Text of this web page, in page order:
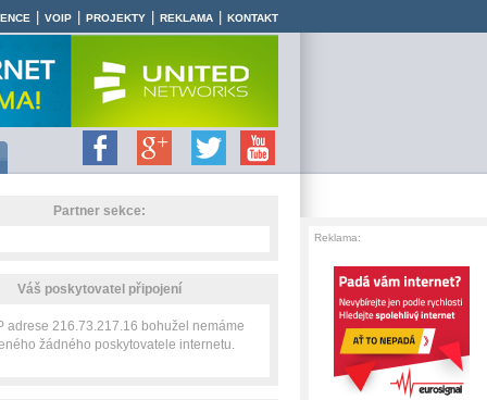
VOIP PROJEKTY REKLAMA KONTAKT
Partner sekce:
Váš poskytovatel připojení
adrese 216.73.217.16 bohužel nemáme
žádného poskytovatele internetu.
Reklama: